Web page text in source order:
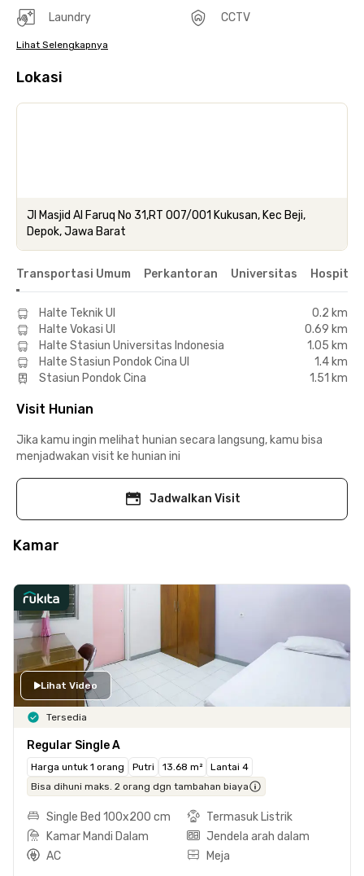
Laundry CCTV
Lihat Selengkapnya
Lokasi
Jl Masjid Al Faruq No 31,RT 007/001 Kukusan, Kec Beji,
Depok, Jawa Barat
Transportasi Umum Perkantoran Universitas Hospital
Halte Teknik UI
0.2 km
Halte Vokasi UI
0.69 km
Halte Stasiun Universitas Indonesia
1.05 km
Halte Stasiun Pondok Cina UI
1.4 km
Stasiun Pondok Cina
1.51 km
Visit Hunian
Jika kamu ingin melihat hunian secara langsung, kamu bisa
menjadwakan visit ke hunian ini
Jadwalkan Visit
Kamar
Lihat Video
Tersedia
Regular Single A
Harga untuk 1 orang Putri 13.68 m²
Lantai 4
Bisa dihuni maks. 2 orang dgn tambahan biaya
Single Bed 100x200 cm
Termasuk Listrik
Kamar Mandi Dalam
Jendela arah dalam
AC
Meja